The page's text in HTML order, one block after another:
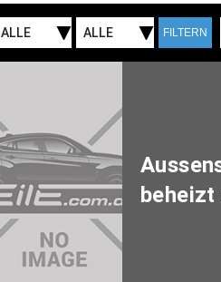
ALLE ALLE FILTERN